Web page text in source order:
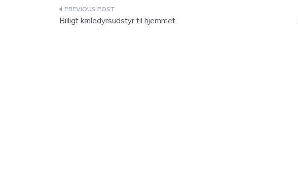
Indlægsnavigation
Billigt kæledyrsudstyr til hjemmet